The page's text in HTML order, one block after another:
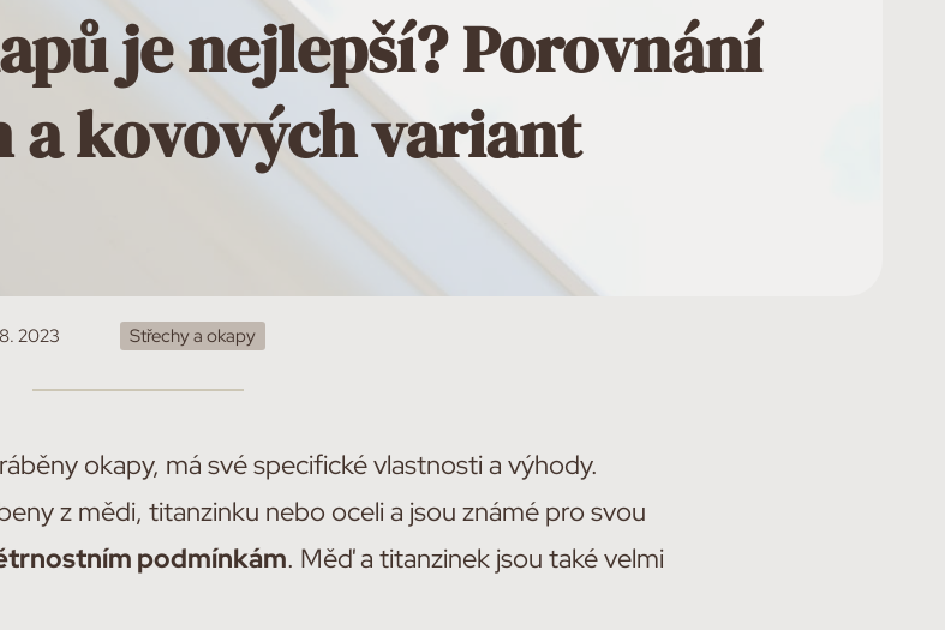
je nejlepší? Porovnání
a kovových variant
2023 Střechy a okapy
okapy, má své specifické vlastnosti a výhody.
z mědi, titanzinku nebo oceli a jsou známé pro svou
podmínkám. Měď a titanzinek jsou také velmi